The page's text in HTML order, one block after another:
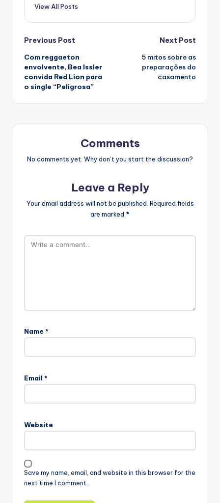
View All Posts
Post
navigation
Previous Post
Com reggaeton
envolvente, Bea Issler
convida Red Lion para
o single “Peligrosa”
Next Post
5 mitos sobre as
preparações do
casamento
Comments
No comments yet. Why don’t you start the discussion?
Leave a Reply
Your email address will not be published. Required fields
are marked *
Name *
Email *
Website
Save my name, email, and website in this browser for the
next time I comment.